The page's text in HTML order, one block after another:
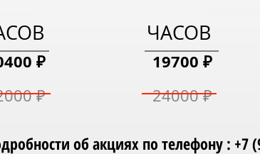
₽
₽
ЧАСОВ
19700 ₽
24000 ₽
об акциях по телефону : +7